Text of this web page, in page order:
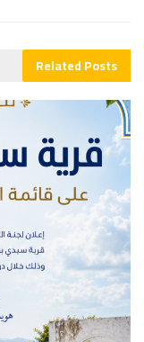
RelatedPosts